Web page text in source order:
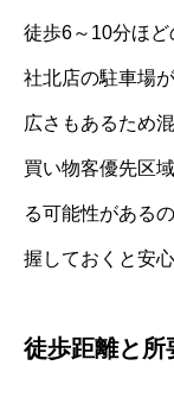
徒歩6～10分ほ
社北店の駐車場
広さもあるため
買い物客優先区
る可能性がある
握しておくと安心
徒歩距離と所